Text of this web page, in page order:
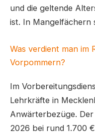
und die geltende
ist. In Mangelfächern
Was verdient man im
Vorpommern?
Im
Lehrkräfte in
Anwärterbezüge.
2026 bei rund 1.700